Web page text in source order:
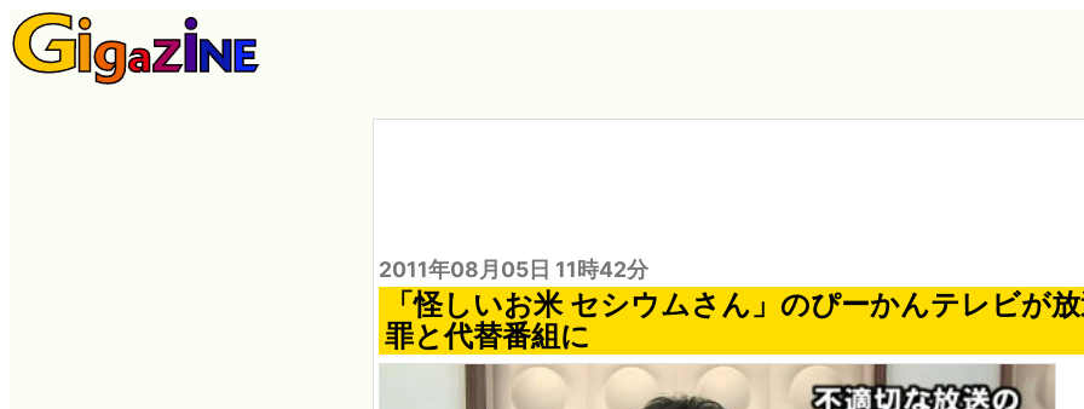
2011年08月05日 11時42分
「怪しいお米 セシウムさん」のぴーかんテレビが
罪と代替番組に